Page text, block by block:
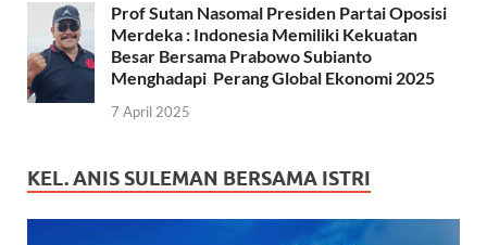
Prof Sutan Nasomal Presiden Partai Oposisi
Merdeka : Indonesia Memiliki Kekuatan
Besar Bersama Prabowo Subianto
Menghadapi Perang Global Ekonomi 2025
7 April 2025
KEL. ANIS SULEMAN BERSAMA ISTRI